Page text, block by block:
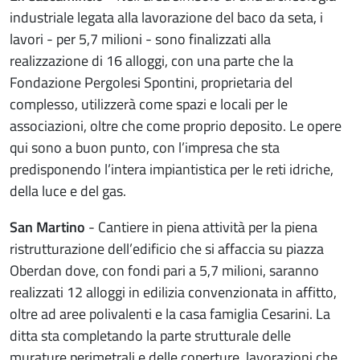
industriale legata alla lavorazione del baco da seta, i
lavori - per 5,7 milioni - sono finalizzati alla
realizzazione di 16 alloggi, con una parte che la
Fondazione Pergolesi Spontini, proprietaria del
complesso, utilizzerà come spazi e locali per le
associazioni, oltre che come proprio deposito. Le opere
qui sono a buon punto, con l’impresa che sta
predisponendo l’intera impiantistica per le reti idriche,
della luce e del gas.
San Martino - Cantiere in piena attività per la piena
ristrutturazione dell’edificio che si affaccia su piazza
Oberdan dove, con fondi pari a 5,7 milioni, saranno
realizzati 12 alloggi in edilizia convenzionata in affitto,
oltre ad aree polivalenti e la casa famiglia Cesarini. La
ditta sta completando la parte strutturale delle